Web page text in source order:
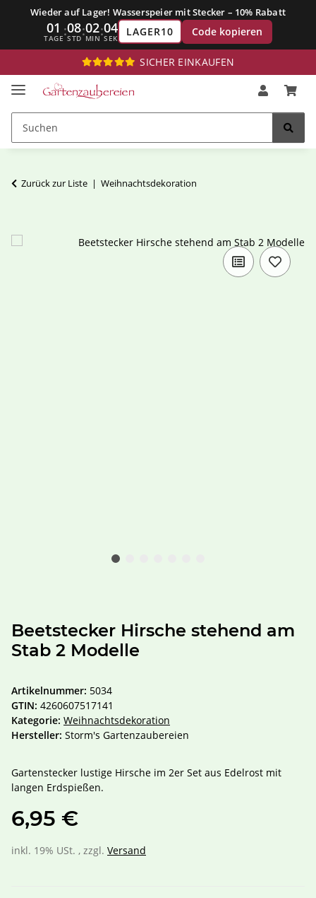
Wieder auf Lager! Wasserspeier mit Stecker – 10% Rabatt
01
TAGE:08
STD:02
MIN:04
SEK
LAGER10 Code kopieren
SICHER EINKAUFEN
Zurück zur Liste Weihnachtsdekoration
Beetstecker Hirsche stehend am
Stab 2 Modelle
Artikelnummer: 5034
GTIN: 4260607517141
Kategorie: Weihnachtsdekoration
Hersteller: Storm's Gartenzaubereien
Gartenstecker lustige Hirsche im 2er Set aus Edelrost mit
langen Erdspießen.
6,95 €
inkl. 19% USt. , zzgl. Versand